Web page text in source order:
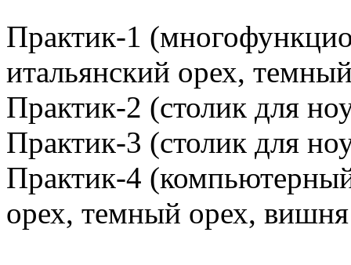
Практик-1
итальянский орех,
Практик-2 (столик для
Практик-3 (столик для
Практик-4
орех, темный орех, вишня